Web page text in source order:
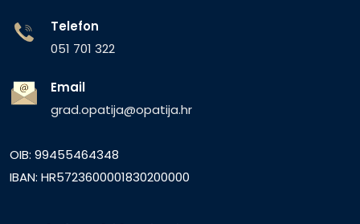
Telefon
051 701 322
Email
grad.opatija@opatija.hr
OIB: 99455464348
IBAN: HR5723600001830200000